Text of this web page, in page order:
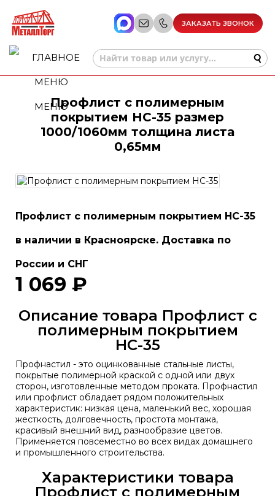
ЗАКАЗАТЬ ЗВОНОК
МЕНЮПрофлист с полимерным
покрытием НС-35 размер
1000/1060мм толщина листа
0,65мм
Профлист с полимерным покрытием НС-35
в наличии в Красноярске. Доставка по
России и СНГ
1 069 ₽
Описание товара Профлист с
полимерным покрытием
НС-35
Профнастил - это оцинкованные стальные листы,
покрытые полимерной краской с одной или двух
сторон, изготовленные методом проката. Профнастил
или профлист обладает рядом положительных
характеристик: низкая цена, маленький вес, хорошая
жесткость, долговечность, простота монтажа,
красивый внешний вид, разнообразие цветов.
Применяется повсеместно во всех видах домашнего
и промышленного строительства.
Характеристики товара
Профлист с полимерным